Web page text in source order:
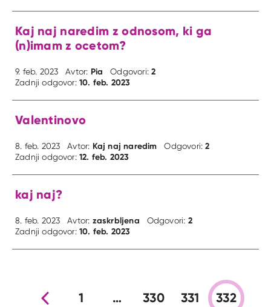
Kaj naj naredim z odnosom, ki ga
(n)imam z ocetom?
9. feb. 2023 Avtor: Pia Odgovori:2
Zadnji odgovor:10. feb. 2023
Valentinovo
8. feb. 2023 Avtor: Kaj naj naredim Odgovori:2
Zadnji odgovor:12. feb. 2023
kaj naj?
8. feb. 2023 Avtor: zaskrbljena Odgovori: 2
Zadnji odgovor:10. feb. 2023
Prejšnja stran
1 … 330 331 332